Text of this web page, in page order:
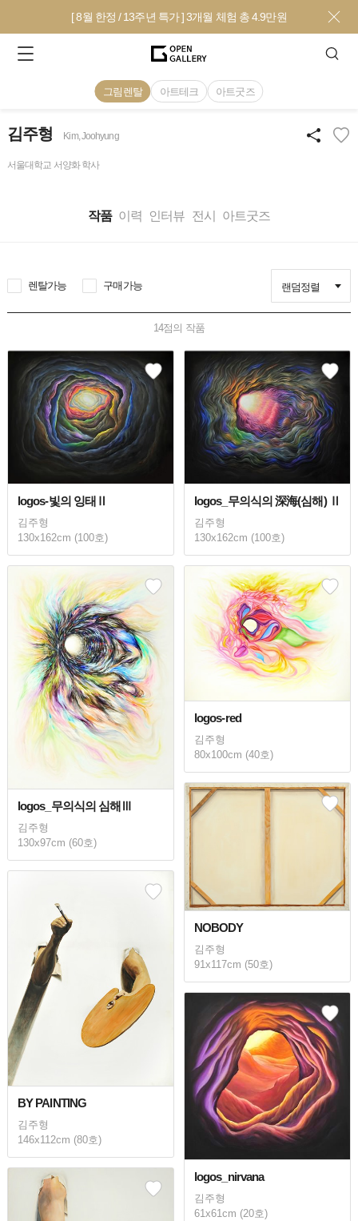
[ 8월 한정 / 13주년 특가 ] 3개월 체험 총 4.9만원
그림렌탈 아트테크 아트굿즈
김주형 Kim, Joohyung
서울대학교 서양화 학사
작품 이력 인터뷰 전시 아트굿즈
렌탈가능 구매가능 랜덤정렬
14점의 작품
logos-빛의 잉태Ⅱ
김주형
130x162cm (100호)
logos_무의식의 深海(심해) Ⅱ
김주형
130x162cm (100호)
logos_무의식의 심해Ⅲ
김주형
130x97cm (60호)
logos-red
김주형
80x100cm (40호)
NOBODY
김주형
91x117cm (50호)
BY PAINTING
김주형
146x112cm (80호)
logos_nirvana
김주형
61x61cm (20호)